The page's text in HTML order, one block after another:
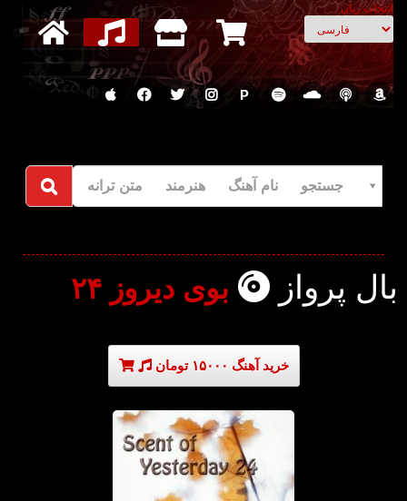
انتخاب زبان
P
جستجو نام آهنگ هنرمند متن ترانه
بال پرواز بوی دیروز ۲۴
خرید آهنگ ۱۵۰۰۰ تومان